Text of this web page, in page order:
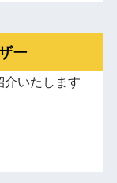
ー
介いたします